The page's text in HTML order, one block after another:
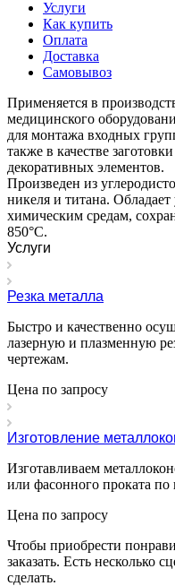
Услуги
Как купить
Оплата
Доставка
Самовывоз
Применяется в
медицинского
для монтажа входных
также в качестве
декоративных элементов.
Произведен из
никеля и титана.
химическим средам,
850°C.
Услуги
Резка металла
Быстро и качественно
лазерную и плазменную
чертежам.
Цена по запросу
Изготовление
Изготавливаем
или фасонного проката по
Цена по запросу
Чтобы приобрести
заказать. Есть несколько
сделать.